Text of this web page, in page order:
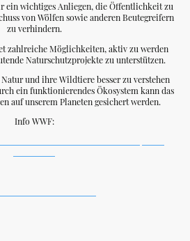
ein wichtiges Anliegen, die Öffentlichkeit zu
von Wölfen sowie anderen Beutegreifern
zu verhindern.
zahlreiche Möglichkeiten, aktiv zu werden
Naturschutzprojekte zu unterstützen.
und ihre Wildtiere besser zu verstehen
ein funktionierendes Ökosystem kann das
auf unserem Planeten gesichert werden.
Info WWF: